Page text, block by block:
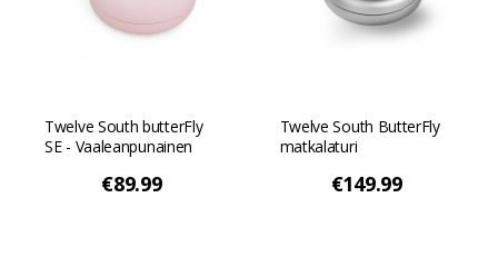
Twelve South butterFly
SE - Vaaleanpunainen
€89.99
Twelve South ButterFly
matkalaturi
€149.99